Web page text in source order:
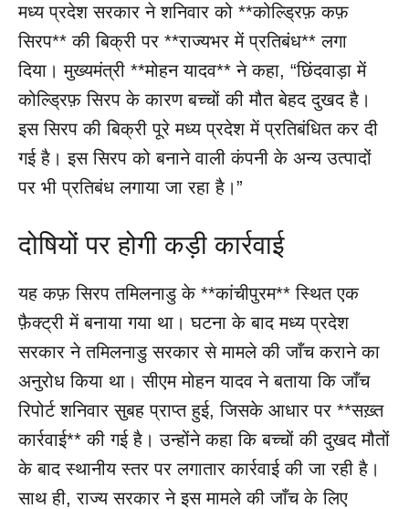
मध्य प्रदेश सरकार ने शनिवार को **कोल्ड्रिफ़ कफ़
सिरप** की बिक्री पर **राज्यभर में प्रतिबंध** लगा
दिया। मुख्यमंत्री **मोहन यादव** ने कहा, “छिंदवाड़ा में
कोल्ड्रिफ़ सिरप के कारण बच्चों की मौत बेहद दुखद है।
इस सिरप की बिक्री पूरे मध्य प्रदेश में प्रतिबंधित कर दी
गई है। इस सिरप को बनाने वाली कंपनी के अन्य उत्पादों
पर भी प्रतिबंध लगाया जा रहा है।”
दोषियों पर होगी कड़ी कार्रवाई
यह कफ़ सिरप तमिलनाडु के **कांचीपुरम** स्थित एक
फ़ैक्ट्री में बनाया गया था। घटना के बाद मध्य प्रदेश
सरकार ने तमिलनाडु सरकार से मामले की जाँच कराने का
अनुरोध किया था। सीएम मोहन यादव ने बताया कि जाँच
रिपोर्ट शनिवार सुबह प्राप्त हुई, जिसके आधार पर **सख़्त
कार्रवाई** की गई है। उन्होंने कहा कि बच्चों की दुखद मौतों
के बाद स्थानीय स्तर पर लगातार कार्रवाई की जा रही है।
साथ ही, राज्य सरकार ने इस मामले की जाँच के लिए